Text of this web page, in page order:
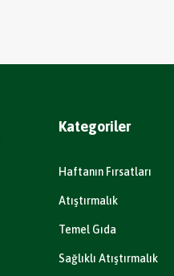
Kategoriler
Haftanın Fırsatları
Atıştırmalık
Temel Gıda
Sağlıklı Atıştırmalık